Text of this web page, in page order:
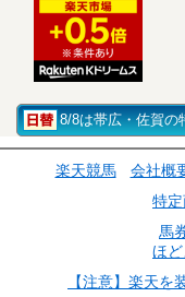
8/8は帯広・佐賀の
楽天競馬 会社概
特
馬
ほ
【注意】楽天を